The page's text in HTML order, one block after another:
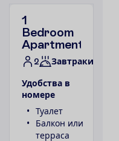
1
Bedroom
Apartment
2 Завтраки
Удобства в
номере
Туалет
Балкон или
терраса